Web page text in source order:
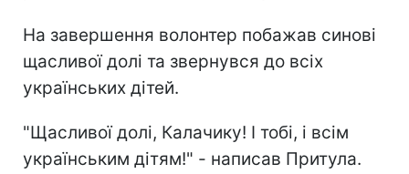
На завершення волонтер побажав синові
щасливої долі та звернувся до всіх
українських дітей.
"Щасливої долі, Калачику! І тобі, і всім
українським дітям!" - написав Притула.